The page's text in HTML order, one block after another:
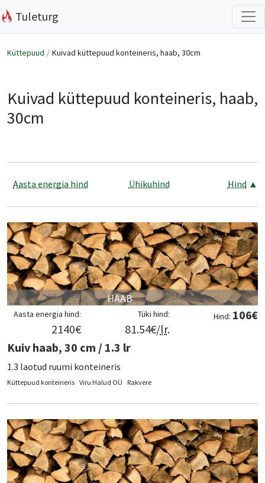
Tuleturg
Küttepuud Kuivad küttepuud konteineris, haab, 30cm
Kuivad küttepuud konteineris, haab,
30cm
Aasta energia hind Ühikuhind Hind ▲
HAAB
Hind: 106€
Tüki hind:
81.54€/lr.
Aasta energia hind:
2140€
Kuiv haab, 30 cm / 1.3 lr
1.3 laotud ruumi konteineris
Küttepuud konteineris Viru Halud OÜ Rakvere